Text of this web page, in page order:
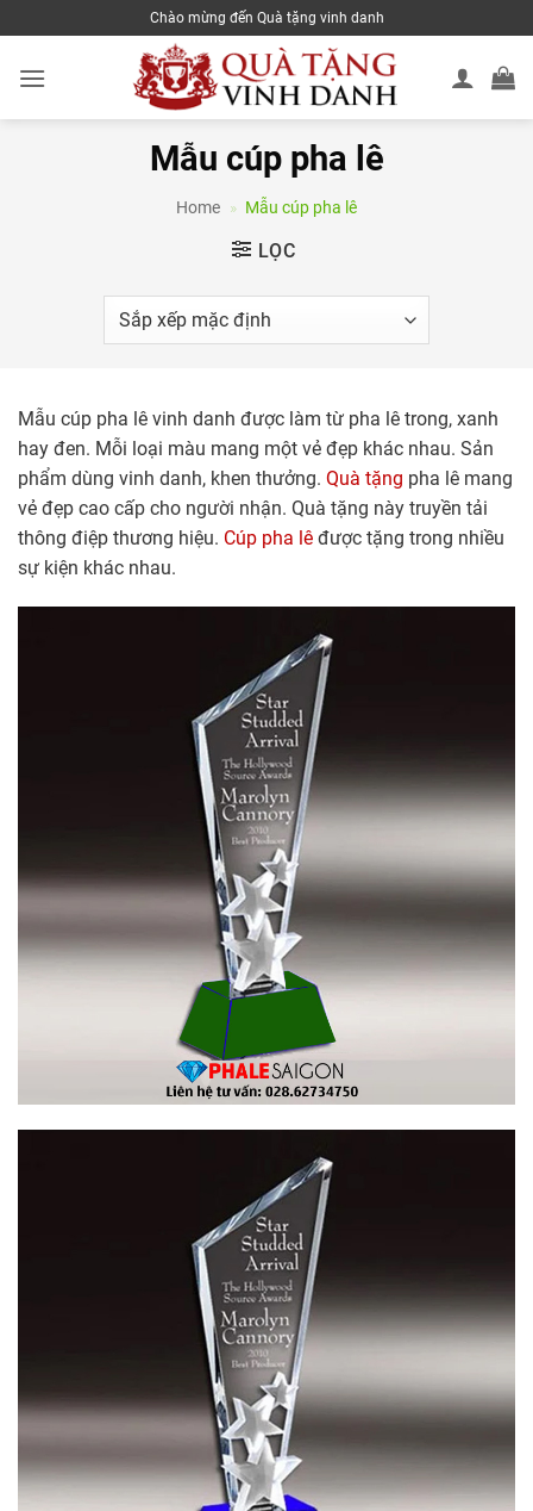
to
content
Chào mừng đến Quà tặng vinh danh
Mẫu cúp pha lê
Home » Mẫu cúp pha lê
LỌC
Mẫu cúp pha lê vinh danh được làm từ pha lê trong, xanh
hay đen. Mỗi loại màu mang một vẻ đẹp khác nhau. Sản
phẩm dùng vinh danh, khen thưởng. Quà tặng pha lê mang
vẻ đẹp cao cấp cho người nhận. Quà tặng này truyền tải
thông điệp thương hiệu. Cúp pha lê được tặng trong nhiều
sự kiện khác nhau.